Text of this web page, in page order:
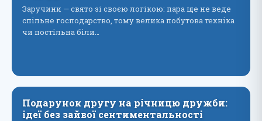
Заручини — свято зі своєю логікою: пара ще не веде
спільне господарство, тому велика побутова техніка
чи постільна біли…
Подарунок другу на річницю дружби:
ідеї без зайвої сентиментальності